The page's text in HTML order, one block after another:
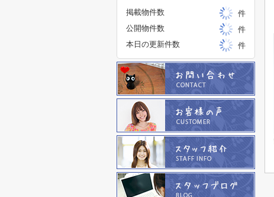
掲載物件数
件
公開物件数
件
本日の更新件数
件